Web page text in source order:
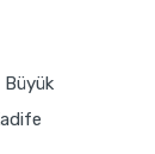
Büyük